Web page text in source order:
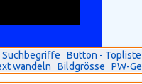
Suchbegriffe
Button - Topliste
wandeln Bildgrösse PW-